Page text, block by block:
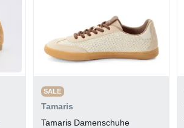
SALE
Tamaris
Tamaris Damenschuhe